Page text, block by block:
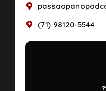
(71) 98120-5544